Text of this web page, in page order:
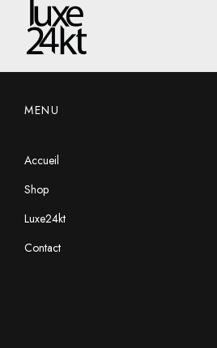
MENU
Accueil
Shop
Luxe24kt
Contact